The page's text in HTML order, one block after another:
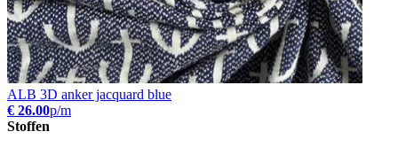
ALB 3D anker jacquard blue
€ 26.00p/m
Stoffen